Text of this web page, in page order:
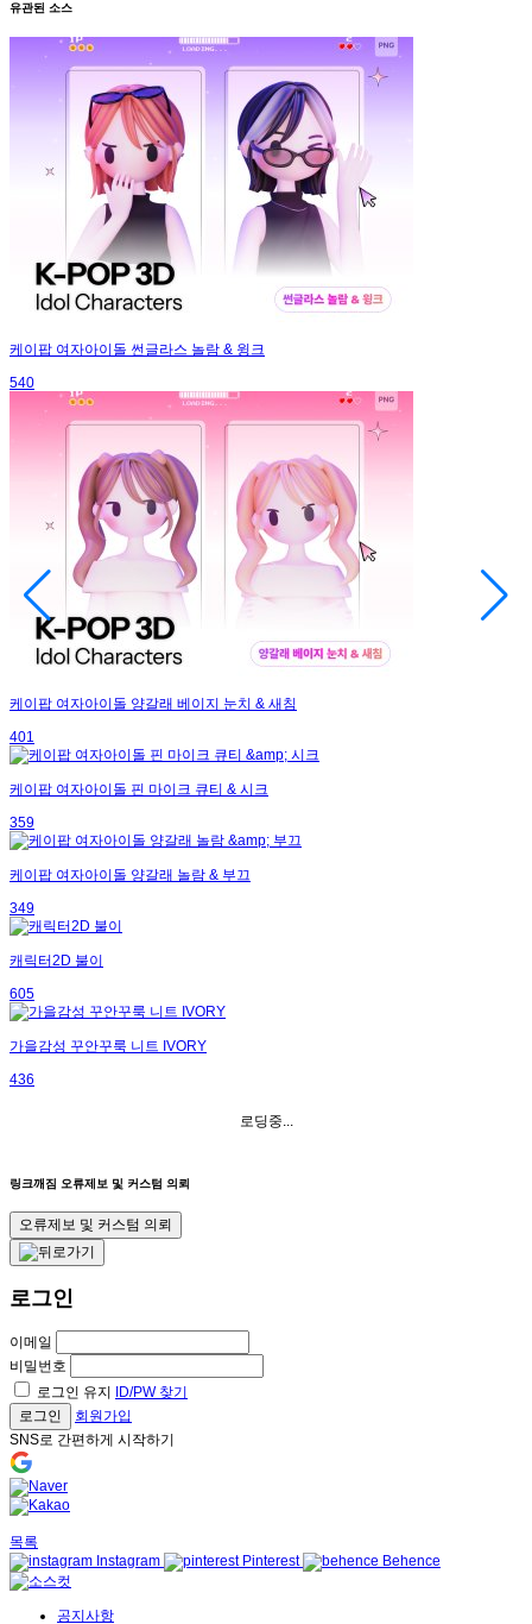
유관된 소스
케이팝 여자아이돌 썬글라스 놀람 & 윙크
540
케이팝 여자아이돌 양갈래 베이지 눈치 & 새침
401
케이팝 여자아이돌 핀 마이크 큐티 & 시크
359
케이팝 여자아이돌 양갈래 놀람 & 부끄
349
캐릭터2D 불이
605
가을감성 꾸안꾸룩 니트 IVORY
436
로딩중...
링크깨짐 오류제보 및 커스텀 의뢰
오류제보 및 커스텀 의뢰
로그인
이메일
비밀번호
로그인 유지
ID/PW 찾기
로그인
회원가입
SNS로 간편하게 시작하기
목록
Instagram
Pinterest Behence
공지사항